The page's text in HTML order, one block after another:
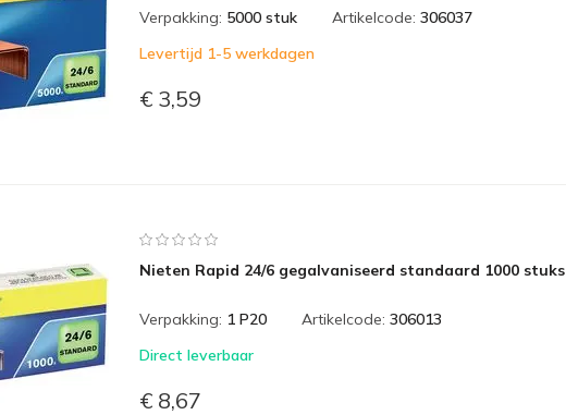
Verpakking: 5000 stuk Artikelcode: 306037
Levertijd 1-5 werkdagen
€ 3,59
Nieten Rapid 24/6 gegalvaniseerd standaard 1000 stuks
Verpakking: 1 P20 Artikelcode: 306013
Direct leverbaar
€ 8,67